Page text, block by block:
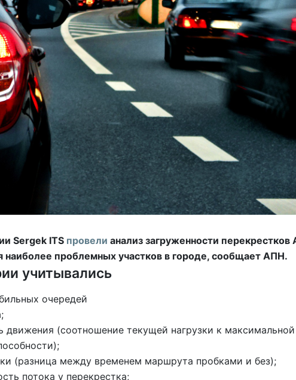
Sergek ITS провели анализ загруженности
наиболее проблемных участков в городе, сообщает АПН.
учитывались
очередей
движения (соотношение текущей нагрузки к максимальной
(разница между временем маршрута пробками и без);
потока у перекрестка;